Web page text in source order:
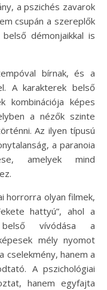
a pszichés zavarok
csupán a szereplők
démonjaikkal is
bírnak, és a
A karakterek belső
kombinációja képes
a nézők szinte
Az ilyen típusú
a paranoia
amelyek mind
horrorra olyan filmek,
hattyú”, ahol a
vívódása a
mély nyomot
cselekmény, hanem a
A pszichológiai
hanem egyfajta